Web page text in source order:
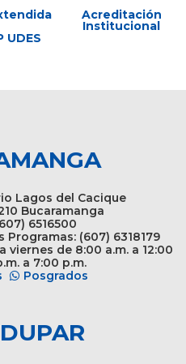
UDES
Acreditación
Institucional
Lagos del Cacique
Bucaramanga
6516500
(607) 6318179
viernes de 8:00 a.m. a 12:00
a 7:00 p.m.
Posgrados